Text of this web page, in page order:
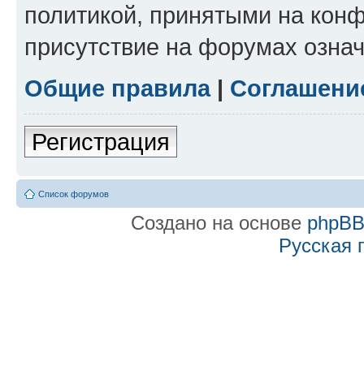
политикой, принятыми на
присутствие на форумах
Общие правила|
Регистрация
Список форумов
Создано на основе phpBB
Русская